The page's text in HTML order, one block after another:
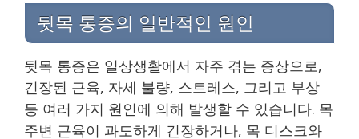
뒷목 통증의 일반적인 원인
뒷목 통증은 일상생활에서 자주 겪는 증상으로,
긴장된 근육, 자세 불량, 스트레스, 그리고 부상
등 여러 가지 원인에 의해 발생할 수 있습니다. 목
주변 근육이 과도하게 긴장하거나, 목 디스크와